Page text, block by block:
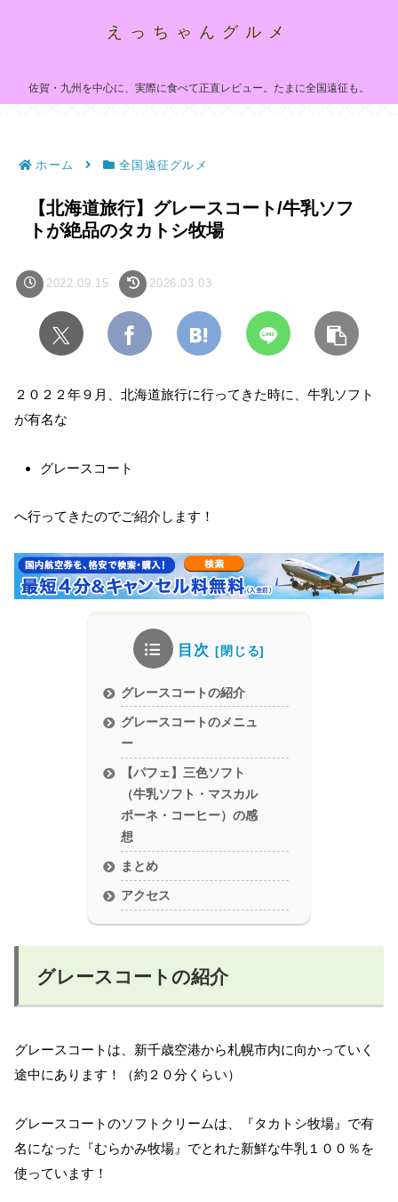
えっちゃんグルメ
佐賀・九州を中心に、実際に食べて正直レビュー。たまに全国遠征も。
ホーム 全国遠征グルメ
【北海道旅行】グレースコート/牛乳ソフ
トが絶品のタカトシ牧場
2022.09.15 2026.03.03
２０２２年９月、北海道旅行に行ってきた時に、牛乳ソフト
が有名な
グレースコート
へ行ってきたのでご紹介します！
目次
グレースコートの紹介
グレースコートのメニュ
ー
【パフェ】三色ソフト
（牛乳ソフト・マスカル
ポーネ・コーヒー）の感
想
まとめ
アクセス
グレースコートの紹介
グレースコートは、新千歳空港から札幌市内に向かっていく
途中にあります！（約２０分くらい）
グレースコートのソフトクリームは、『タカトシ牧場』で有
名になった『むらかみ牧場』でとれた新鮮な牛乳１００％を
使っています！